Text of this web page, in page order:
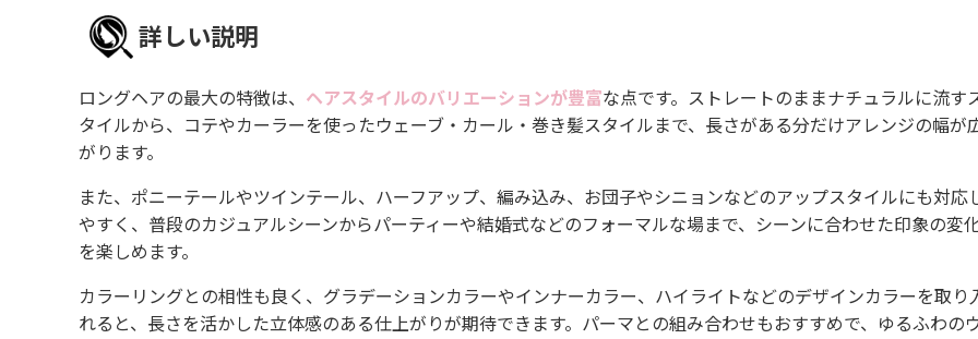
詳しい説明
ロングヘアの最大の特徴は、 ヘアスタイルのバリエーションが豊富な点です。ストレートのままナチュラルに流す
タイルから、コテやカーラーを使ったウェーブ・カール・巻き髪スタイルまで、長さがある分だけアレンジの幅が
がります。
また、ポニーテールやツインテール、ハーフアップ、編み込み、お団子やシニョンなどのアップスタイルにも対応
やすく、普段のカジュアルシーンからパーティーや結婚式などのフォーマルな場まで、シーンに合わせた印象の変
を楽しめます。
カラーリングとの相性も良く、グラデーションカラーやインナーカラー、ハイライトなどのデザインカラーを取り
れると、長さを活かした立体感のある仕上がりが期待できます。パーマとの組み合わせもおすすめで、ゆるふわの